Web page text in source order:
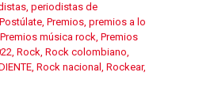
, periodistas de
Postúlate, Premios, premios a lo
Premios música rock, Premios
, Rock, Rock colombiano,
, Rock nacional , Rockear,